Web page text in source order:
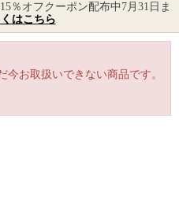
％オフクーポン配布中7月31日ま
はこちら
今お取扱いできない商品です。